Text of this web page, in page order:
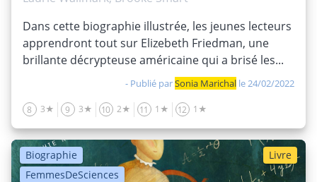
Dans cette biographie illustrée, les jeunes lecteurs
apprendront tout sur Elizebeth Friedman, une
brillante décrypteuse américaine qui a brisé les...
- Publié parSonia Marichal le 24/02/2022
8 3★ 9 3★ 10 2★ 11 1★ 12 1★
Biographie
FemmesDeSciences
Livre